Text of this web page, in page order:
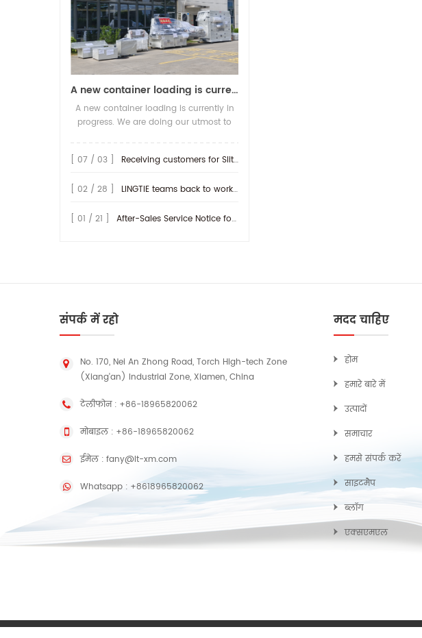
A new container loading is currently in progress.
A new container loading is currently in
progress. We are doing our utmost to
earliest possible time.
[ 07 / 03 ] Receiving customers for Slitting machine with differential Slip Shaft
[ 02 / 28 ] LINGTIE teams back to work at Feb.25th.
[ 01 / 21 ] After-Sales Service Notice for Turkey Region
संपर्क में रहो
No. 170, Nei An Zhong Road, Torch High-tech Zone
(Xiang'an) Industrial Zone, Xiamen, China
टेलीफोन : +86-18965820062
मोबाइल : +86-18965820062
ईमेल : fany@lt-xm.com
Whatsapp : +8618965820062
मदद चाहिए
होम
हमारे बारे में
उत्पादों
समाचार
हमसे संपर्क करें
साइटमैप
ब्लॉग
एक्सएमएल